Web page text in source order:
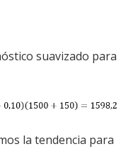
suavizado para
la tendencia para